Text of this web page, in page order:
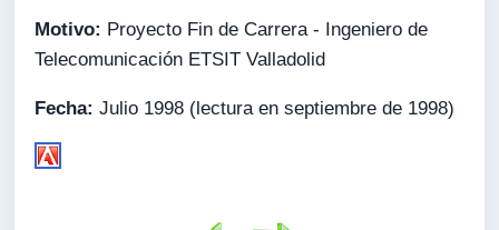
Motivo: Proyecto Fin de Carrera - Ingeniero de
Telecomunicación ETSIT Valladolid
Fecha: Julio 1998 (lectura en septiembre de 1998)